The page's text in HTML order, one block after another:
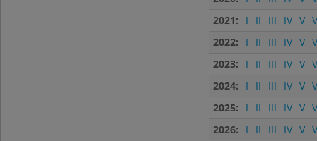
2021:
I II III IV V
2022:
I II III IV V
2023:
I II III IV V
2024:
I II III IV V
2025:
I II III IV V
2026:
I II III IV V